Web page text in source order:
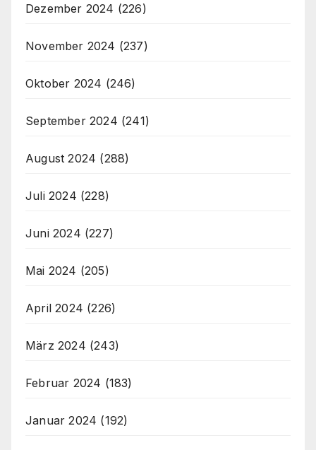
Dezember 2024 (226)
November 2024 (237)
Oktober 2024 (246)
September 2024 (241)
August 2024 (288)
Juli 2024 (228)
Juni 2024 (227)
Mai 2024 (205)
April 2024 (226)
März 2024 (243)
Februar 2024 (183)
Januar 2024 (192)